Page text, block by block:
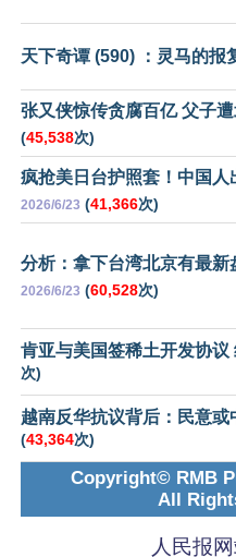
天下奇谭 (590) ：灵马的报
张又侠惊传贪腐百亿 父子
(45,538次)
疯抢美日台护照套！中国人
2026/6/23 (41,366次)
分析：拿下台湾北京有最新
2026/6/23 (60,528次)
肯亚与美国签稀土开发协议
次)
越南反华抗议背后：民意或
(43,364次)
Copyright© RMB
All
人民报